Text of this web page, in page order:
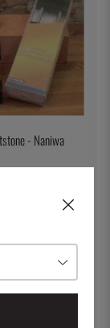
- Naniwa